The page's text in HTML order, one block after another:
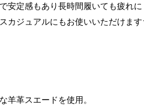
安定感もあり長時間履いても疲れに
カジュアルにもお使いいただけま
羊革スエードを使用。